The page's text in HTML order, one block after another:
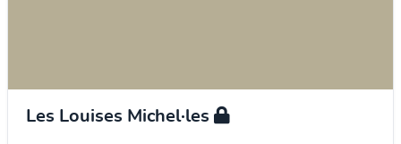
Les Louises Michel·les